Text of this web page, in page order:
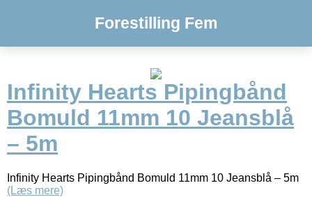
Forestilling Fem
Infinity Hearts Pipingbånd
Bomuld 11mm 10 Jeansblå
– 5m
Infinity Hearts Pipingbånd Bomuld 11mm 10 Jeansblå – 5m
(Læs mere)